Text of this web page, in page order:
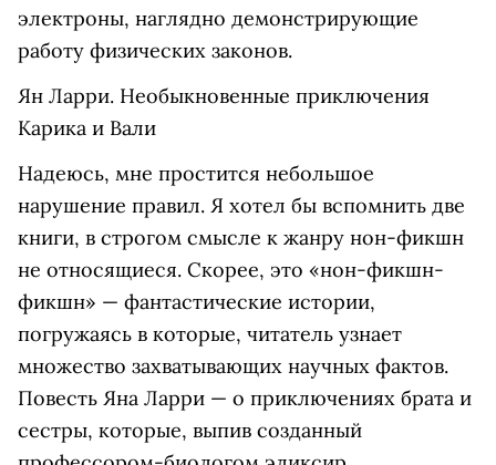
электроны, наглядно демонстрирующие
работу физических законов.
Ян Ларри. Необыкновенные приключения
Карика и Вали
Надеюсь, мне простится небольшое
нарушение правил. Я хотел бы вспомнить две
книги, в строгом смысле к жанру нон-фикшн
не относящиеся. Скорее, это «нон-фикшн-
фикшн» — фантастические истории,
погружаясь в которые, читатель узнает
множество захватывающих научных фактов.
Повесть Яна Ларри — о приключениях брата и
сестры, которые, выпив созданный